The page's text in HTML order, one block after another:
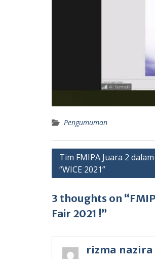
Pengumuman
Navigasi
pos
Tim FMIPA Juara 2
“WICE 2021”
3 thoughts on
Fair 2021 !”
rizma nazira